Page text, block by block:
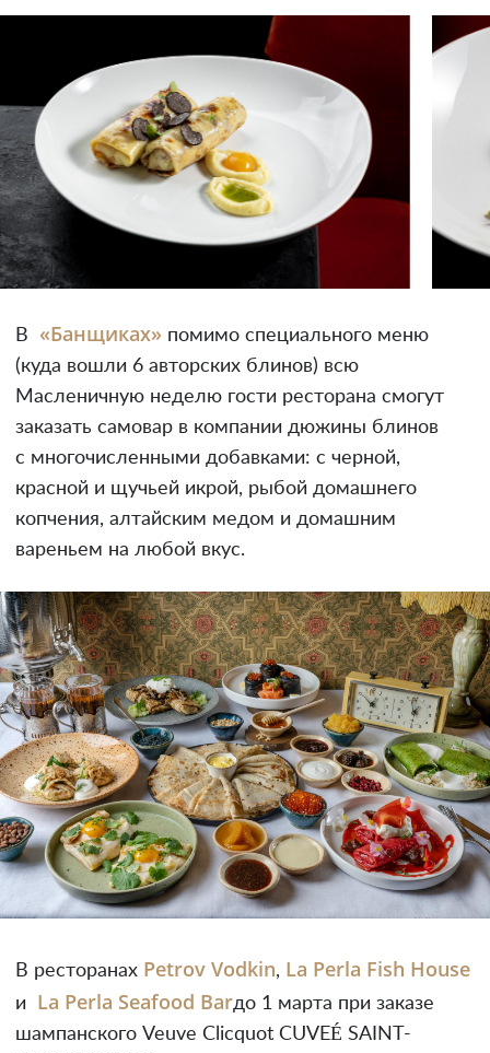
В «Банщиках» помимо специального меню
(куда вошли 6 авторских блинов) всю
Масленичную неделю гости ресторана смогут
заказать самовар в компании дюжины блинов
с многочисленными добавками: с черной,
красной и щучьей икрой, рыбой домашнего
копчения, алтайским медом и домашним
вареньем на любой вкус.
В ресторанах Petrov Vodkin, La Perla Fish House
и La Perla Seafood Barдо 1 марта при заказе
шампанского Veuve Clicquot CUVEÉ SAINT-